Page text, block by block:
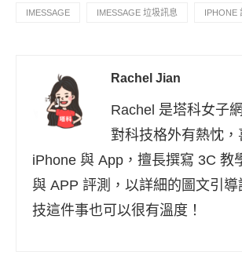
IMESSAGE IMESSAGE 垃圾訊息 IPHONE
Rachel Jian
Rachel 是塔科女子
對科技格外有熱忱，
iPhone 與 App，擅長撰寫 3C 教
與 APP 評測，以詳細的圖文引
技這件事也可以很有溫度！